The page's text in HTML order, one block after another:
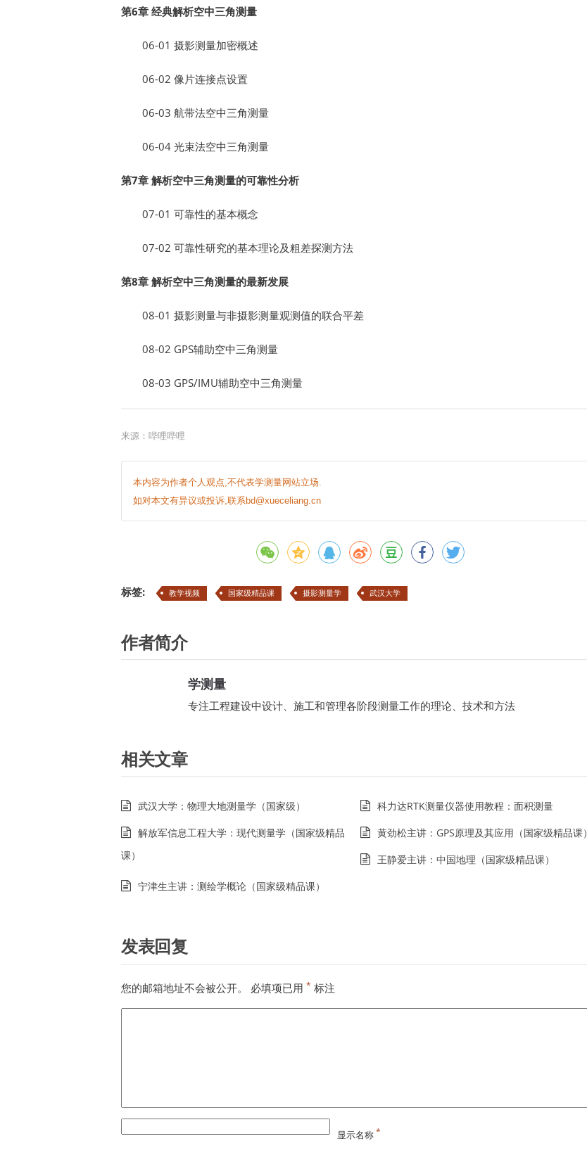
第6章 经典解析空中三角测量
06-01 摄影测量加密概述
06-02 像片连接点设置
06-03 航带法空中三角测量
06-04 光束法空中三角测量
第7章 解析空中三角测量的可靠性分析
07-01 可靠性的基本概念
07-02 可靠性研究的基本理论及粗差探测方法
第8章 解析空中三角测量的最新发展
08-01 摄影测量与非摄影测量观测值的联合平差
08-02 GPS辅助空中三角测量
08-03 GPS/IMU辅助空中三角测量
来源： 哔哩哔哩
本内容为作者个人观点,不代表学测量网站立场.
如对本文有异议或投诉,联系bd@xueceliang.cn
标签: 教学视频 国家级精品课 摄影测量学 武汉大学
作者简介
学测量
专注工程建设中设计、施工和管理各阶段测量工作的理论、技术和方法
相关文章
武汉大学：物理大地测量学（国家级）
科力达RTK测量仪器使用教程：面积测量
解放军信息工程大学：现代测量学（国家级精品
课）
黄劲松主讲：GPS原理及其应用（国家级精品课）
王静爱主讲：中国地理（国家级精品课）
宁津生主讲：测绘学概论（国家级精品课）
发表回复
您的邮箱地址不会被公开。 必填项已用 * 标注
显示名称*